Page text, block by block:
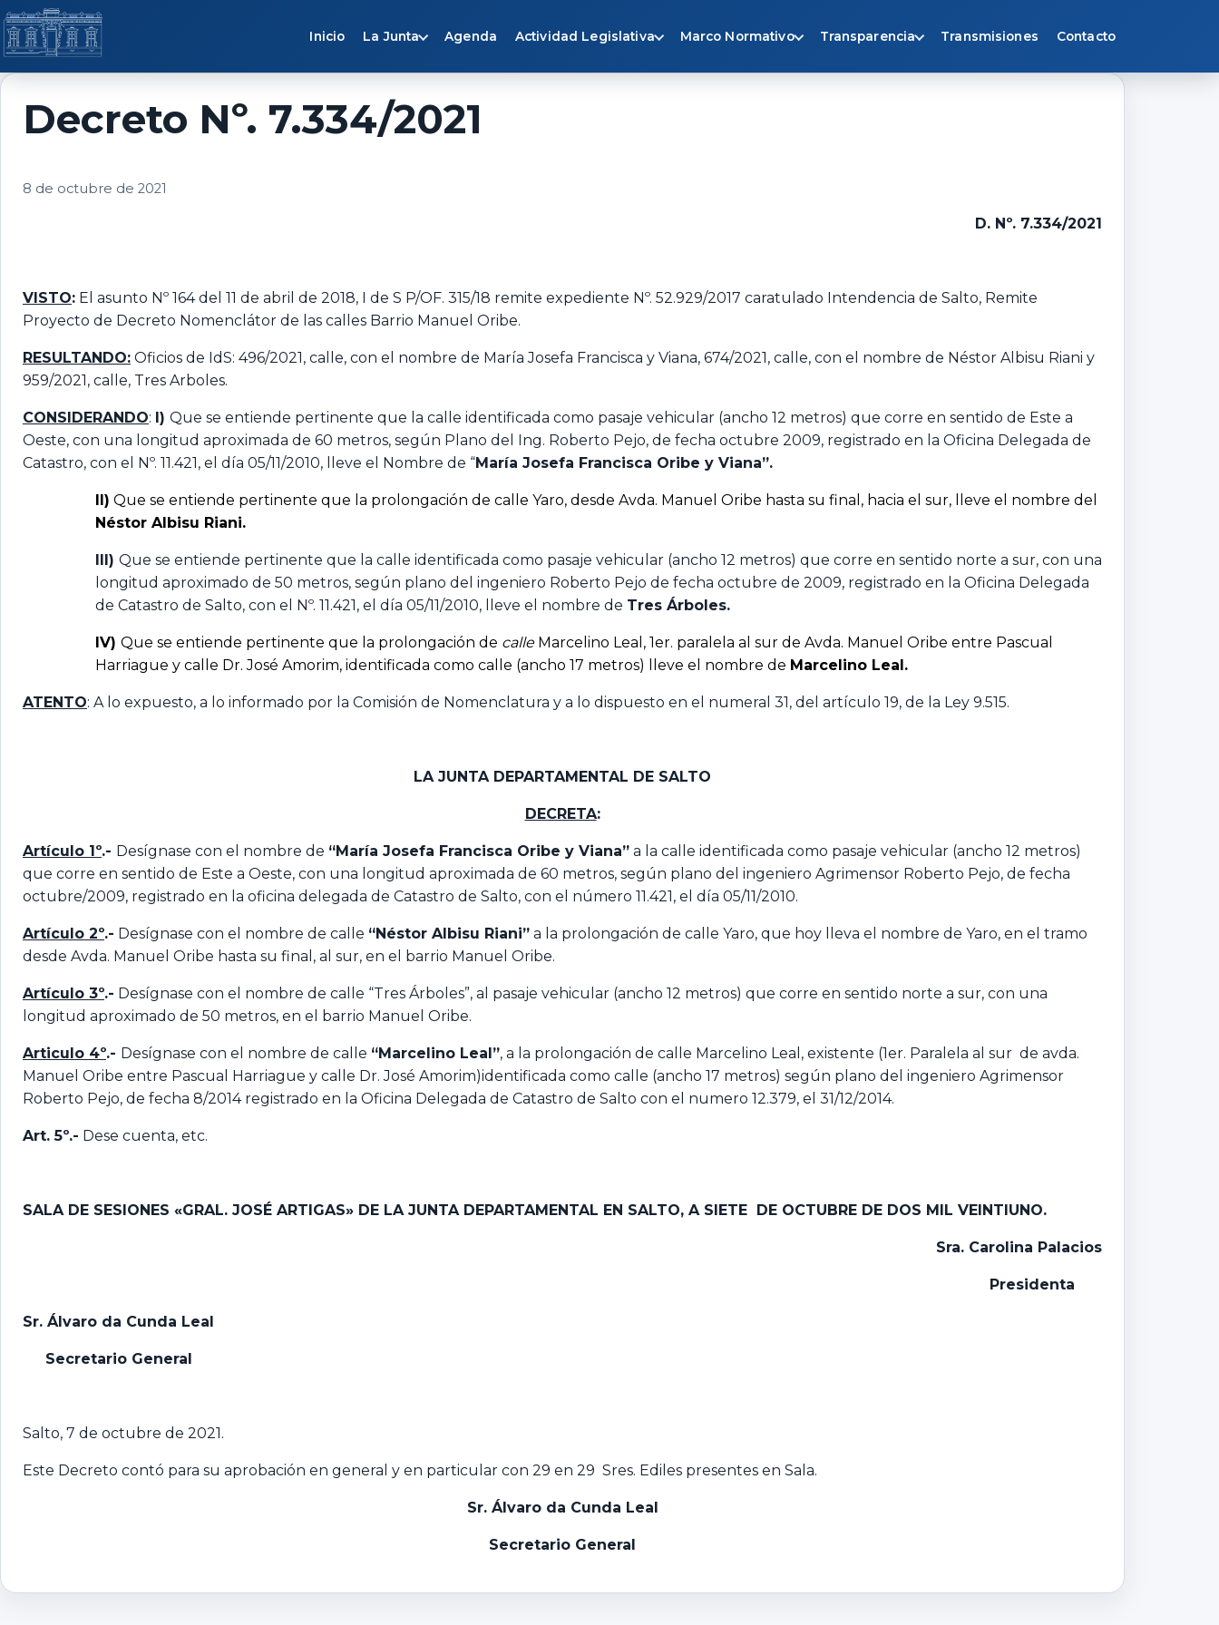
Saltar al contenido
Inicio La Junta Agenda Actividad Legislativa Marco Normativo Transparencia Transmisiones Contacto
Decreto Nº. 7.334/2021
8 de octubre de 2021
D. Nº. 7.334/2021
VISTO: El asunto Nº 164 del 11 de abril de 2018, I de S P/OF. 315/18 remite expediente Nº. 52.929/2017 caratulado Intendencia de Salto, Remite
Proyecto de Decreto Nomenclátor de las calles Barrio Manuel Oribe.
RESULTANDO: Oficios de IdS: 496/2021, calle, con el nombre de María Josefa Francisca y Viana, 674/2021, calle, con el nombre de Néstor Albisu Riani y
959/2021, calle, Tres Arboles.
CONSIDERANDO: I) Que se entiende pertinente que la calle identificada como pasaje vehicular (ancho 12 metros) que corre en sentido de Este a
Oeste, con una longitud aproximada de 60 metros, según Plano del Ing. Roberto Pejo, de fecha octubre 2009, registrado en la Oficina Delegada de
Catastro, con el Nº. 11.421, el día 05/11/2010, lleve el Nombre de “María Josefa Francisca Oribe y Viana”.
II) Que se entiende pertinente que la prolongación de calle Yaro, desde Avda. Manuel Oribe hasta su final, hacia el sur, lleve el nombre del
Néstor Albisu Riani.
III) Que se entiende pertinente que la calle identificada como pasaje vehicular (ancho 12 metros) que corre en sentido norte a sur, con una
longitud aproximado de 50 metros, según plano del ingeniero Roberto Pejo de fecha octubre de 2009, registrado en la Oficina Delegada
de Catastro de Salto, con el Nº. 11.421, el día 05/11/2010, lleve el nombre de Tres Árboles.
IV) Que se entiende pertinente que la prolongación de calle Marcelino Leal, 1er. paralela al sur de Avda. Manuel Oribe entre Pascual
Harriague y calle Dr. José Amorim, identificada como calle (ancho 17 metros) lleve el nombre de Marcelino Leal.
ATENTO: A lo expuesto, a lo informado por la Comisión de Nomenclatura y a lo dispuesto en el numeral 31, del artículo 19, de la Ley 9.515.
LA JUNTA DEPARTAMENTAL DE SALTO
DECRETA:
Artículo 1º.- Desígnase con el nombre de “María Josefa Francisca Oribe y Viana” a la calle identificada como pasaje vehicular (ancho 12 metros)
que corre en sentido de Este a Oeste, con una longitud aproximada de 60 metros, según plano del ingeniero Agrimensor Roberto Pejo, de fecha
octubre/2009, registrado en la oficina delegada de Catastro de Salto, con el número 11.421, el día 05/11/2010.
Artículo 2º.- Desígnase con el nombre de calle “Néstor Albisu Riani” a la prolongación de calle Yaro, que hoy lleva el nombre de Yaro, en el tramo
desde Avda. Manuel Oribe hasta su final, al sur, en el barrio Manuel Oribe.
Artículo 3º.- Desígnase con el nombre de calle “Tres Árboles”, al pasaje vehicular (ancho 12 metros) que corre en sentido norte a sur, con una
longitud aproximado de 50 metros, en el barrio Manuel Oribe.
Articulo 4º.- Desígnase con el nombre de calle “Marcelino Leal”, a la prolongación de calle Marcelino Leal, existente (1er. Paralela al sur de avda.
Manuel Oribe entre Pascual Harriague y calle Dr. José Amorim)identificada como calle (ancho 17 metros) según plano del ingeniero Agrimensor
Roberto Pejo, de fecha 8/2014 registrado en la Oficina Delegada de Catastro de Salto con el numero 12.379, el 31/12/2014.
Art. 5º.- Dese cuenta, etc.
SALA DE SESIONES «GRAL. JOSÉ ARTIGAS» DE LA JUNTA DEPARTAMENTAL EN SALTO, A SIETE DE OCTUBRE DE DOS MIL VEINTIUNO.
Sra. Carolina Palacios
Presidenta
Sr. Álvaro da Cunda Leal
Secretario General
Salto, 7 de octubre de 2021.
Este Decreto contó para su aprobación en general y en particular con 29 en 29 Sres. Ediles presentes en Sala.
Sr. Álvaro da Cunda Leal
Secretario General